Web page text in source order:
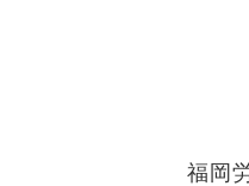
福岡